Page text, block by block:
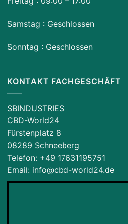
Samstag : Geschlossen
Sonntag : Geschlossen
KONTAKT FACHGESCHÄFT
SBINDUSTRIES
CBD-World24
Fürstenplatz 8
08289 Schneeberg
Telefon: ‪+49 17631195751‬
Email: info@cbd-world24.de